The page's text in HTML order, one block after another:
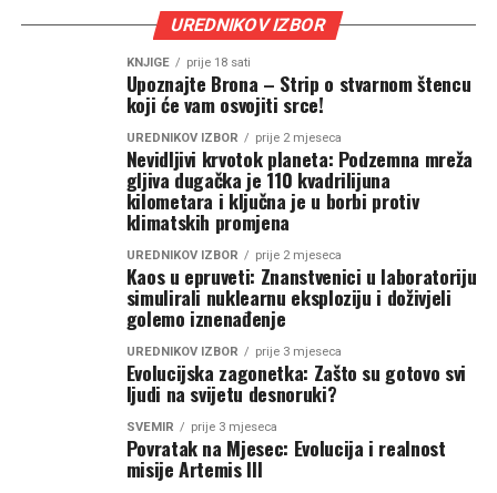
UREDNIKOV IZBOR
KNJIGE prije 18 sati
Upoznajte Brona – Strip o stvarnom štencu
koji će vam osvojiti srce!
UREDNIKOV IZBOR prije 2 mjeseca
Nevidljivi krvotok planeta: Podzemna mreža
gljiva dugačka je 110 kvadrilijuna
kilometara i ključna je u borbi protiv
klimatskih promjena
UREDNIKOV IZBOR prije 2 mjeseca
Kaos u epruveti: Znanstvenici u laboratoriju
simulirali nuklearnu eksploziju i doživjeli
golemo iznenađenje
UREDNIKOV IZBOR prije 3 mjeseca
Evolucijska zagonetka: Zašto su gotovo svi
ljudi na svijetu desnoruki?
SVEMIR prije 3 mjeseca
Povratak na Mjesec: Evolucija i realnost
misije Artemis III